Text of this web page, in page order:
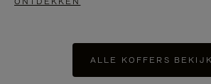
ALLE KOFFERS